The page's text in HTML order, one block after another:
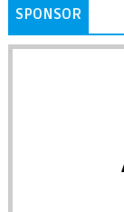
SPONSOR